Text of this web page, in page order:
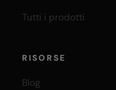
Tutti i prodotti
RISORSE
Blog